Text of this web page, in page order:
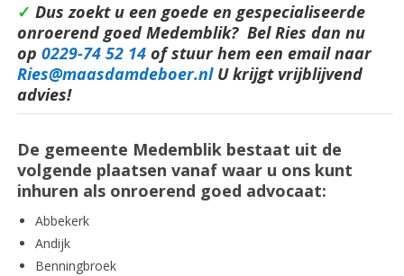
✓ Dus zoekt u een goede en gespecialiseerde
onroerend goed Medemblik? Bel Ries dan nu
op 0229-74 52 14 of stuur hem een email naar
Ries@maasdamdeboer.nl U krijgt vrijblijvend
advies!
De gemeente Medemblik bestaat uit de
volgende plaatsen vanaf waar u ons kunt
inhuren als onroerend goed advocaat:
Abbekerk
Andijk
Benningbroek